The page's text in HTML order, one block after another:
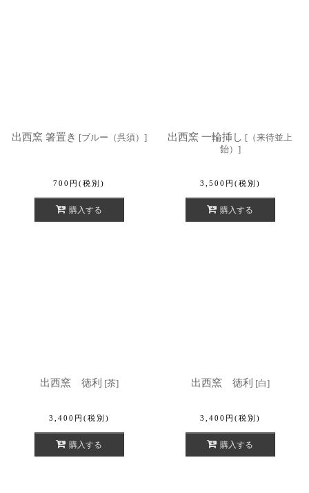
出西窯 箸置き [ブルー（呉須） ]
700 円 (税別)
購入する
出西窯 一輪挿し [ （来待並上
飴） ]
3,500 円 (税別)
購入する
出西窯 徳利 [茶]
3,400 円 (税別)
購入する
出西窯 徳利 [白]
3,400 円 (税別)
購入する